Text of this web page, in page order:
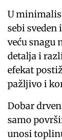
U
sebi
veću snagu
detalja i
efekat
pažljivo i
Dobar
samo
unosi